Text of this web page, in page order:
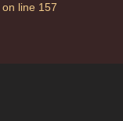
on line 157